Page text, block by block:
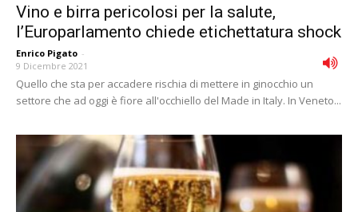
Vino e birra pericolosi per la salute,
l’Europarlamento chiede etichettatura shock
Enrico Pigato -
9 Dicembre 2021
Quello che sta per accadere rischia di mettere in ginocchio un
settore che ad oggi è fiore all'occhiello del Made in Italy. In Veneto...